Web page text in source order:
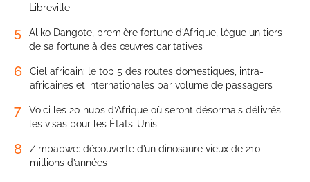
Libreville
5
Aliko Dangote, première fortune d’Afrique, lègue un tiers
de sa fortune à des œuvres caritatives
6
Ciel africain: le top 5 des routes domestiques, intra-
africaines et internationales par volume de passagers
7
Voici les 20 hubs d’Afrique où seront désormais délivrés
les visas pour les États-Unis
8
Zimbabwe: découverte d’un dinosaure vieux de 210
millions d’années